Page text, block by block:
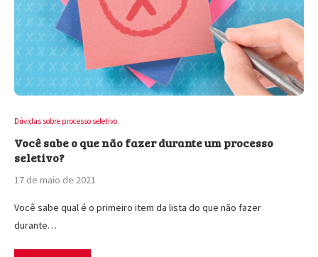
Dúvidas sobre processo seletivo
Você sabe o que não fazer durante um processo
seletivo?
17 de maio de 2021
Você sabe qual é o primeiro item da lista do que não fazer
durante…